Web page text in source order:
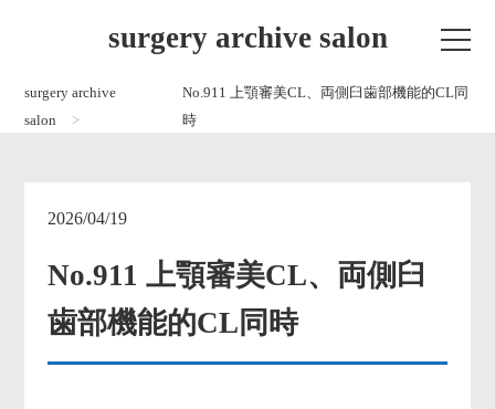
surgery archive salon
surgery archive
salon
No.911 上顎審美CL、両側臼歯部機能的CL同
時
2026/04/19
No.911 上顎審美CL、両側臼
歯部機能的CL同時